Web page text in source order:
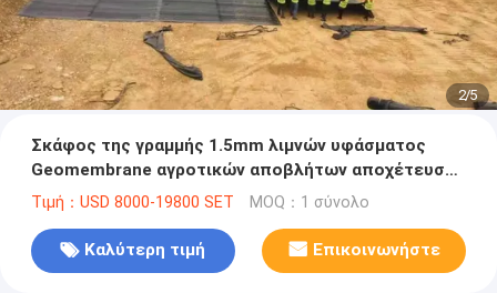
2/5
Σκάφος της γραμμής 1.5mm λιμνών υφάσματος
Geomembrane αγροτικών αποβλήτων αποχέτευσης
γαλακτοκομικών αγελάδων HDPE αντι διήθηση
Τιμή：USD 8000-19800 SET MOQ：1 σύνολο
Καλύτερη τιμή Επικοινωνήστε